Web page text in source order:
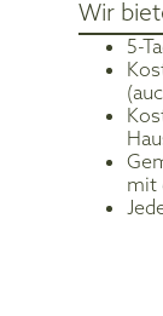
Wir
5-
mit